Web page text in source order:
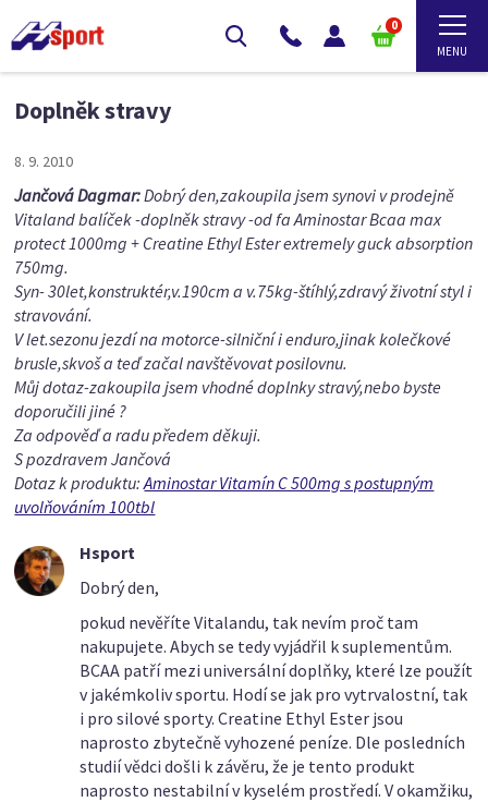
0
Doplněk stravy
8. 9. 2010
Jančová Dagmar:Dobrý den,zakoupila jsem synovi v prodejně
Vitaland balíček -doplněk stravy -od fa Aminostar Bcaa max
protect 1000mg + Creatine Ethyl Ester extremely guck absorption
750mg.
Syn- 30let,konstruktér,v.190cm a v.75kg-štíhlý,zdravý životní styl i
stravování.
V let.sezonu jezdí na motorce-silniční i enduro,jinak kolečkové
brusle,skvoš a teď začal navštěvovat posilovnu.
Můj dotaz-zakoupila jsem vhodné doplnky stravý,nebo byste
doporučili jiné ?
Za odpověď a radu předem děkuji.
S pozdravem Jančová
Dotaz k produktu:Aminostar Vitamín C 500mg s postupným
uvolňováním 100tbl
Hsport
Dobrý den,
pokud nevěříte Vitalandu, tak nevím proč tam
nakupujete. Abych se tedy vyjádřil k suplementům.
BCAA patří mezi universální doplňky, které lze použít
v jakémkoliv sportu. Hodí se jak pro vytrvalostní, tak
i pro silové sporty. Creatine Ethyl Ester jsou
naprosto zbytečně vyhozené peníze. Dle posledních
studií vědci došli k závěru, že je tento produkt
naprosto nestabilní v kyselém prostředí. V okamžiku,